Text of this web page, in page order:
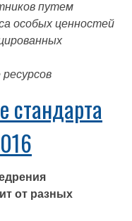
путем
особых ценностей
стандарта
от разных